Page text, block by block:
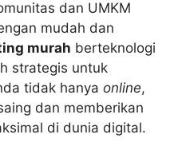
dan UMKM
mudah dan
murah berteknologi
strategis untuk
tidak hanya online,
dan memberikan
di dunia digital.